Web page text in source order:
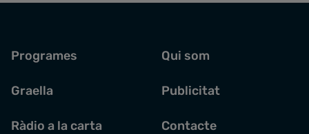
Programes
Graella
Ràdio a la carta
Qui som
Publicitat
Contacte